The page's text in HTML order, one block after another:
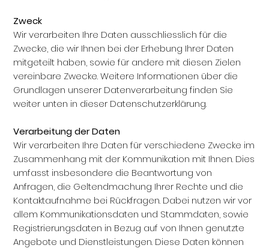
Zweck
Wir verarbeiten Ihre Daten ausschliesslich für die
Zwecke, die wir Ihnen bei der Erhebung Ihrer Daten
mitgeteilt haben, sowie für andere mit diesen Zielen
vereinbare Zwecke. Weitere Informationen über die
Grundlagen unserer Datenverarbeitung finden Sie
weiter unten in dieser Datenschutzerklärung.
Verarbeitung der Daten
Wir verarbeiten Ihre Daten für verschiedene Zwecke im
Zusammenhang mit der Kommunikation mit Ihnen. Dies
umfasst insbesondere die Beantwortung von
Anfragen, die Geltendmachung Ihrer Rechte und die
Kontaktaufnahme bei Rückfragen. Dabei nutzen wir vor
allem Kommunikationsdaten und Stammdaten, sowie
Registrierungsdaten in Bezug auf von Ihnen genutzte
Angebote und Dienstleistungen. Diese Daten können